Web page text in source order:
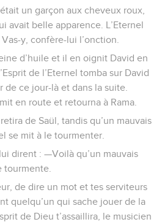
un garçon aux cheveux roux,
avait belle apparence. L’Eternel
y, confère-lui l’onction.
d’huile et il en oignit David en
de l’Eternel tomba sur David
de ce jour-là et dans la suite.
en route et retourna à Rama.
de Saül, tandis qu’un mauvais
se mit à le tourmenter.
dirent : —Voilà qu’un mauvais
tourmente.
de dire un mot et tes serviteurs
quelqu’un qui sache jouer de la
de Dieu t’assaillira, le musicien